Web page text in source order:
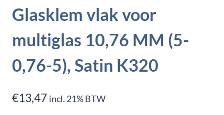
Glasklem vlak voor
multiglas 10,76 MM (5-
0,76-5), Satin K320
€13,47 incl. 21% BTW